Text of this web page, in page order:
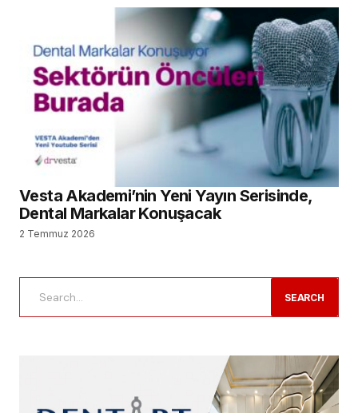
Vesta Akademi’nin Yeni Yayın Serisinde,
Dental Markalar Konuşacak
2 Temmuz 2026
SEARCH